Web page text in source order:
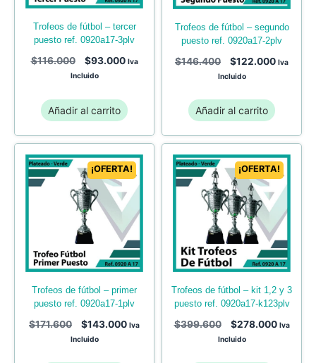
trofeos de fútbol – tercer
puesto ref. 0920a17-3plv
$116.000 $93.000 Iva
Incluido
Añadir al carrito
trofeos de fútbol – segundo
puesto ref. 0920a17-2plv
$146.400 $122.000 Iva
Incluido
Añadir al carrito
¡OFERTA!
trofeos de fútbol – primer
puesto ref. 0920a17-1plv
$171.600 $143.000 Iva
Incluido
¡OFERTA!
trofeos de fútbol – kit 1,2 y 3
puesto ref. 0920a17-k123plv
$399.600 $278.000 Iva
Incluido